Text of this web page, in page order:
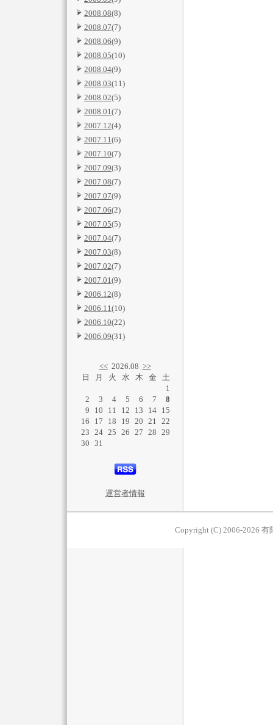
2008.08(8)
2008.07(7)
2008.06(9)
2008.05(10)
2008.04(9)
2008.03(11)
2008.02(5)
2008.01(7)
2007.12(4)
2007.11(6)
2007.10(7)
2007.09(3)
2007.08(7)
2007.07(9)
2007.06(2)
2007.05(5)
2007.04(7)
2007.03(8)
2007.02(7)
2007.01(9)
2006.12(8)
2006.11(10)
2006.10(22)
2006.09(31)
<<2026.08 >>
日
2
9
16
23
30
月
3
10
17
24
31
火
4
11
18
25
水
5
12
19
26
木
6
13
20
27
金
7
14
21
28
土
1
8
15
22
29
運営者情報
Copyright (C) 2006-2026